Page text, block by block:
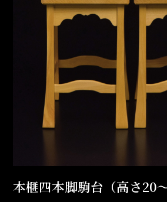
本榧四本脚駒台（高さ20